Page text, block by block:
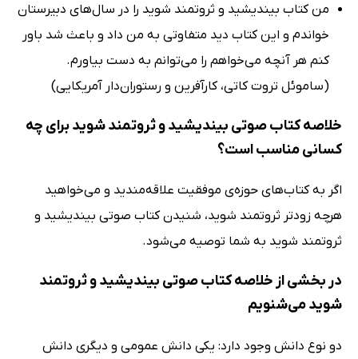
من کتاب بیندیشید و ثروتمند شوید را در سال‌های دبیرستان
خواندم و این کتاب دید متفاوتی به من داد و باعث شد باور
کنم هر آنچه می‌خواهم را می‌توانم به دست بیاورم.
(ساموئل تروت کاتی، کارآفرین و رستوران‌دار آمریکایی)
خلاصه کتاب صوتی بیندیشید و ثروتمند شوید برای چه
کسانی مناسب است؟
اگر به کتاب‌های حوزه‌ی موفقیت علاقه‌مندید و می‌خواهید
هرچه زودتر ثروتمند شوید، شنیدن کتاب صوتی بیندیشید و
ثروتمند شوید به شما توصیه می‌شود.
در بخشی از خلاصه کتاب صوتی بیندیشید و ثروتمند
شوید می‌شنویم
دو نوع دانش وجود دارد: یکی دانش عمومی و دیگری دانش